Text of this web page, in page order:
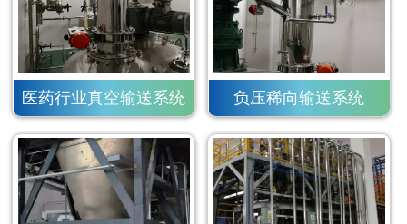
医药行业真空输送系统 负压稀向输送系统